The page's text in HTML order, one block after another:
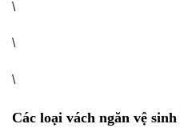
\
\
\
Các loại vách ngăn vệ